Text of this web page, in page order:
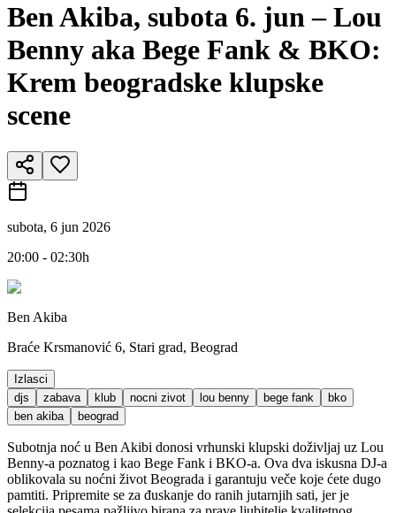
Ben Akiba, subota 6. jun – Lou
Benny aka Bege Fank & BKO:
Krem beogradske klupske
scene
subota, 6 jun 2026
20:00 - 02:30h
Ben Akiba
Braće Krsmanović 6, Stari grad, Beograd
Izlasci
djs
zabava klub nocni zivot lou benny bege fank
bko
ben akiba
beograd
Subotnja noć u Ben Akibi donosi vrhunski klupski doživljaj uz Lou
Benny-a poznatog i kao Bege Fank i BKO-a. Ova dva iskusna DJ-a
oblikovala su noćni život Beograda i garantuju veče koje ćete dugo
pamtiti. Pripremite se za đuskanje do ranih jutarnjih sati, jer je